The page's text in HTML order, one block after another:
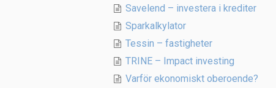
Savelend – investera i krediter
Sparkalkylator
Tessin – fastigheter
TRINE – Impact investing
Varför ekonomiskt oberoende?